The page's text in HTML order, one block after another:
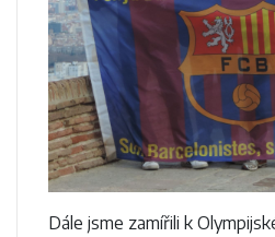
Dále jsme zamířili k